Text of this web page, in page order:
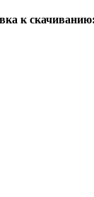
к скачиванию: